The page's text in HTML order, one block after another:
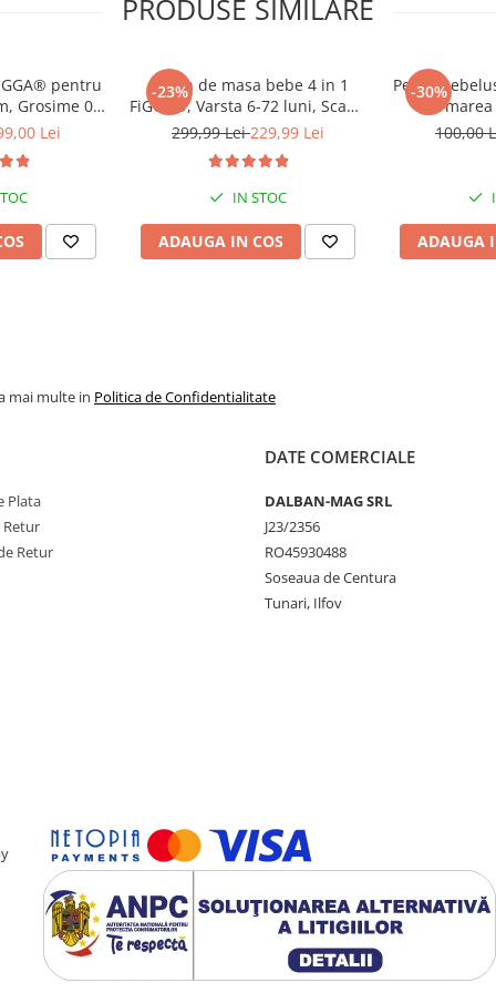
scara pentru acces facil si
maini).
etape de crestere ale
PRODUSE SIMILARE
pentru
Grosime 0.8
si
activitati de
Lei
-23%
Scaun de masa bebe 4 in 1
FiGGA®, Varsta 6-72 luni, Scaun
inalt pliabil, cu 4 roti,
Centura de siguranta in cinci
puncte, Crem
299,99 Lei229,99 Lei
IN STOC
ADAUGA IN COS
-30%
Perna
100,00
ADAUGA
mai multe in Politica de Confidentialitate
Plata
Retur
Retur
DATE COMERCIALE
DALBAN-MAG SRL
J23/2356
RO45930488
Soseaua de Centura
Tunari, Ilfov